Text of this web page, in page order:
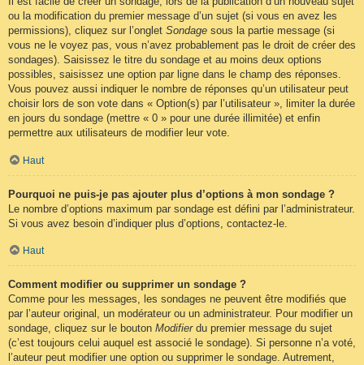
ou la modification du premier message d’un sujet (si vous en avez les
permissions), cliquez sur l’onglet Sondage sous la partie message (si
vous ne le voyez pas, vous n’avez probablement pas le droit de créer des
sondages). Saisissez le titre du sondage et au moins deux options
possibles, saisissez une option par ligne dans le champ des réponses.
Vous pouvez aussi indiquer le nombre de réponses qu’un utilisateur peut
choisir lors de son vote dans « Option(s) par l’utilisateur », limiter la durée
en jours du sondage (mettre « 0 » pour une durée illimitée) et enfin
permettre aux utilisateurs de modifier leur vote.
Haut
Pourquoi ne puis-je pas ajouter plus d’options à mon sondage ?
Le nombre d’options maximum par sondage est défini par l’administrateur.
Si vous avez besoin d’indiquer plus d’options, contactez-le.
Haut
Comment modifier ou supprimer un sondage ?
Comme pour les messages, les sondages ne peuvent être modifiés que
par l’auteur original, un modérateur ou un administrateur. Pour modifier un
sondage, cliquez sur le bouton Modifierdu premier message du sujet
(c’est toujours celui auquel est associé le sondage). Si personne n’a voté,
l’auteur peut modifier une option ou supprimer le sondage. Autrement,